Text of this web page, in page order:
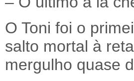
O Toni foi o
salto mortal à
mergulho quase